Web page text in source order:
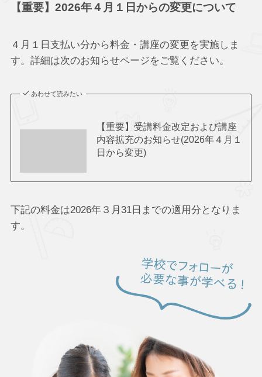
【重要】2026年４月１日からの変更について
４月１日支払い分から料金・講座の変更を実施しま
す。詳細は次のお知らせページをご覧ください。
あわせて読みたい
【重要】受講料金改定および講座
内容拡充のお知らせ(2026年４月１
日から変更)
下記の料金は2026年３月31日までの適用分となりま
す。